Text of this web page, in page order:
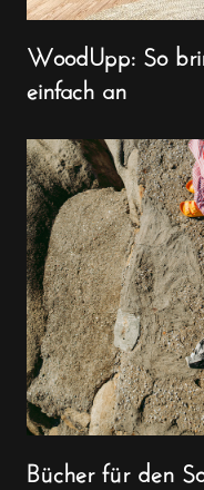
WoodUpp: So
einfach an
Bücher für den